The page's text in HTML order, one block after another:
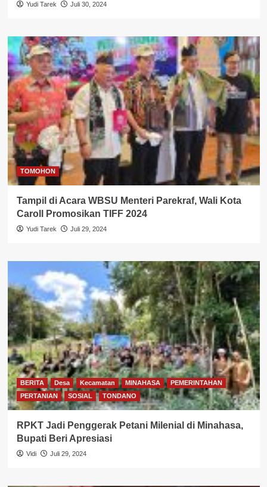
Yudi Tarek Juli 30, 2024
TOMOHON
Tampil di Acara WBSU Menteri Parekraf, Wali Kota
Caroll Promosikan TIFF 2024
Yudi Tarek Juli 29, 2024
BERITA Desa Kecamatan MINAHASA
PEMERINTAHAN
PERTANIAN
SOSIAL TONDANO
RPKT Jadi Penggerak Petani Milenial di Minahasa,
Bupati Beri Apresiasi
Vidi Juli 29, 2024